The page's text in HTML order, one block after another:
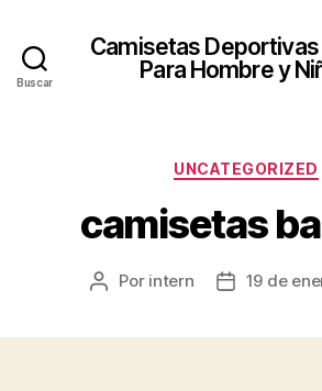
Buscar
Camisetas
Para Hombre y
UNCATEGORIZED
camisetas
Autor
Por intern
Fecha
19 de